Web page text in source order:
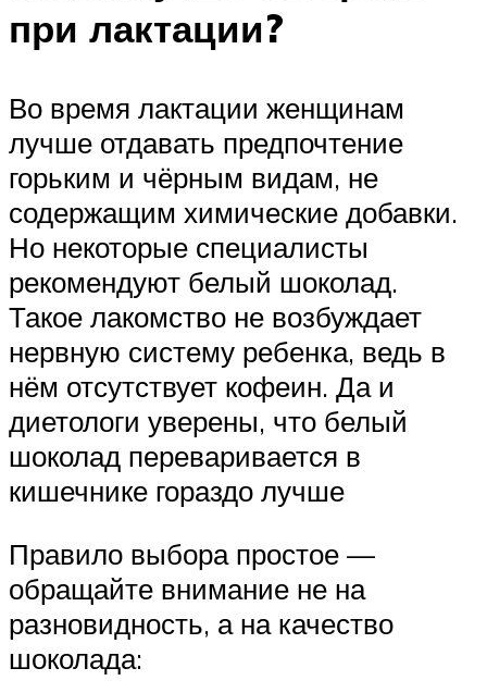
при лактации?
Во время лактации женщинам
лучше отдавать предпочтение
горьким и чёрным видам, не
содержащим химические добавки.
Но некоторые специалисты
рекомендуют белый шоколад.
Такое лакомство не возбуждает
нервную систему ребенка, ведь в
нём отсутствует кофеин. Да и
диетологи уверены, что белый
шоколад переваривается в
кишечнике гораздо лучше
Правило выбора простое —
обращайте внимание не на
разновидность, а на качество
шоколада: